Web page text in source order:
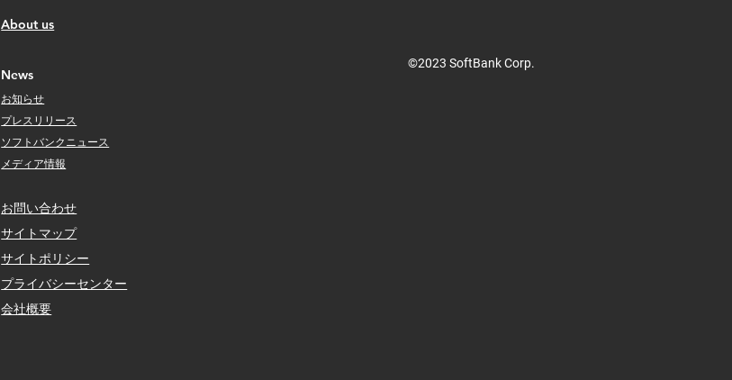
​About us
​News
お知らせ
プレスリリース
ソフトバンクニュース
メディア情報
お問い合わせ
サイトマップ
サイトポリシー
​プライバシーセンター
会社概要
©2023 SoftBank Corp.